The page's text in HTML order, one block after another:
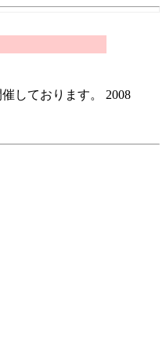
しております。 2008